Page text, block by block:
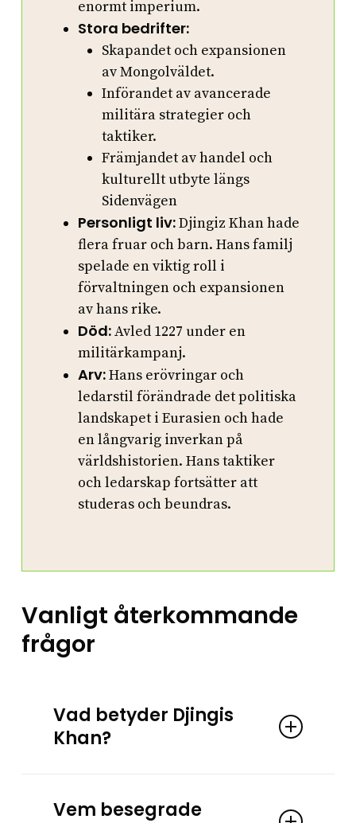
enormt imperium.
Stora bedrifter:
Skapandet och expansionen
av Mongolväldet.
Införandet av avancerade
militära strategier och
taktiker.
Främjandet av handel och
kulturellt utbyte längs
Sidenvägen
Personligt liv:Djingiz Khan hade
flera fruar och barn. Hans familj
spelade en viktig roll i
förvaltningen och expansionen
av hans rike.
Död:Avled 1227 under en
militärkampanj.
Arv:Hans erövringar och
ledarstil förändrade det politiska
landskapet i Eurasien och hade
en långvarig inverkan på
världshistorien. Hans taktiker
och ledarskap fortsätter att
studeras och beundras.
Vanligt återkommande
frågor
Vad betyder Djingis
Khan?
härskare” eller ”havskejsare”. Namnet togs av
Temüjin när han enade de mongoliska stammarna
Vem besegrade